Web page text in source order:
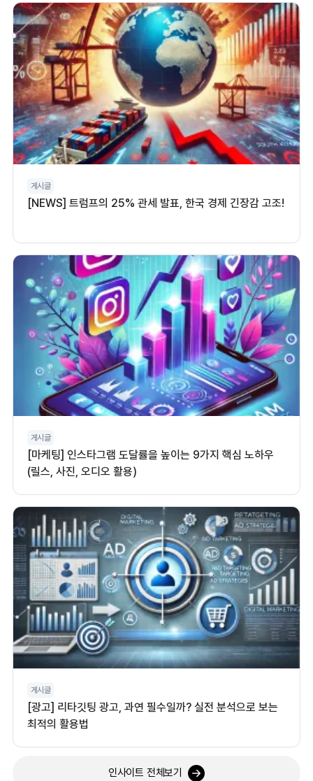
게시글
[NEWS] 트럼프의 25% 관세 발표, 한국 경제 긴장감 고조!
게시글
[마케팅] 인스타그램 도달률을 높이는 9가지 핵심 노하우
(릴스, 사진, 오디오 활용)
게시글
[광고] 리타깃팅 광고, 과연 필수일까? 실전 분석으로 보는
최적의 활용법
인사이트 전체보기